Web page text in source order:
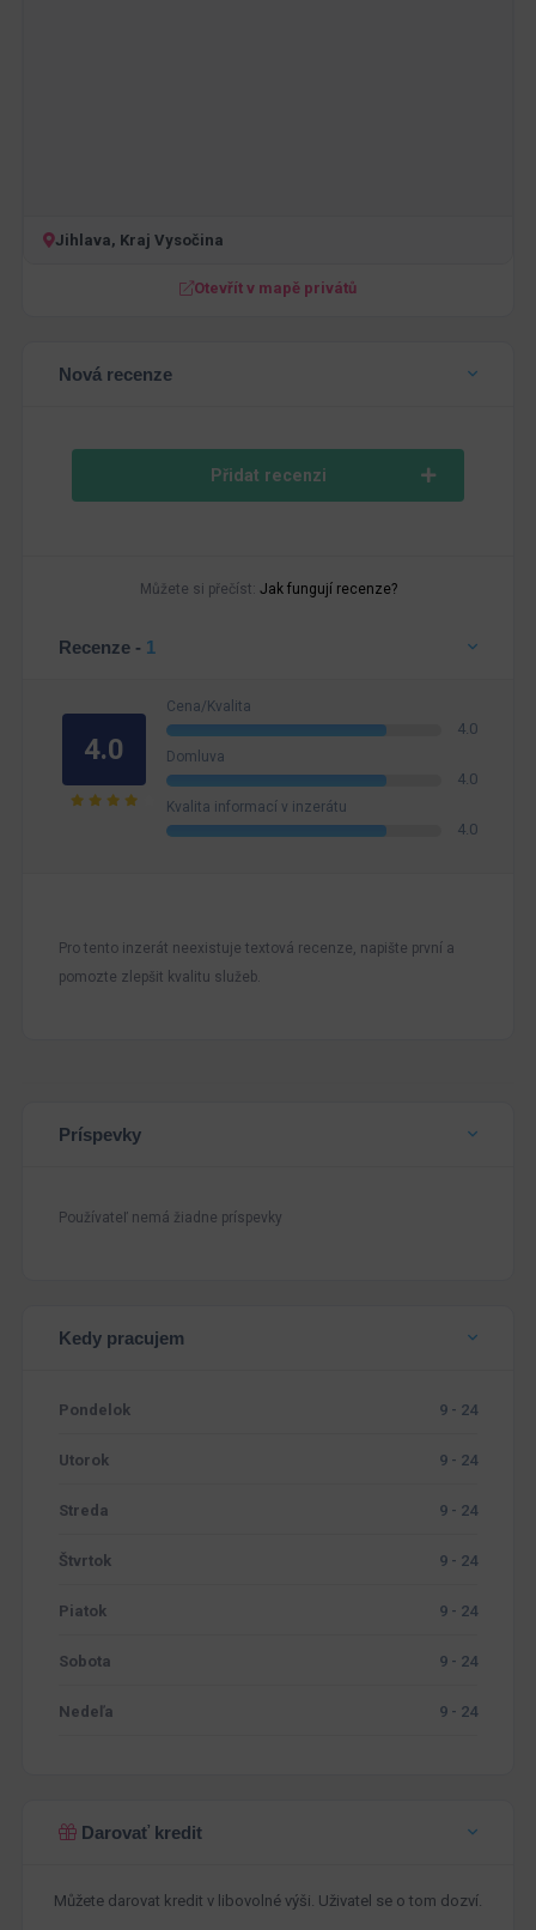
Jihlava, Kraj Vysočina
Otevřít v mapě privátů
Nová recenze
Přidat recenzi
Můžete si přečíst: Jak fungují recenze?
Recenze - 1
4.0
Cena/Kvalita
4.0
Domluva
4.0
Kvalita informací v inzerátu
4.0
Pro tento inzerát neexistuje textová recenze, napište první a
pomozte zlepšit kvalitu služeb.
Príspevky
Používateľ nemá žiadne príspevky
Kedy pracujem
Pondelok 9 - 24
Utorok 9 - 24
Streda 9 - 24
Štvrtok 9 - 24
Piatok 9 - 24
Sobota 9 - 24
Nedeľa 9 - 24
Darovať kredit
Můžete darovat kredit v libovolné výši. Uživatel se o tom dozví.